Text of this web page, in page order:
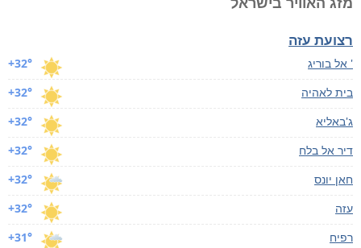
רצועת עזה
+32°
אל בוריג '
+32°
בית לאהיה
+32°
ג'באליא
+32°
דיר אל בלח
+32°
חאן יונס
+32°
עזה
+31°
רפיח